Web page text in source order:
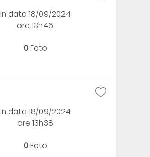
In data 18/09/2024
ore 13h46
0Foto
In data 18/09/2024
ore 13h38
0Foto